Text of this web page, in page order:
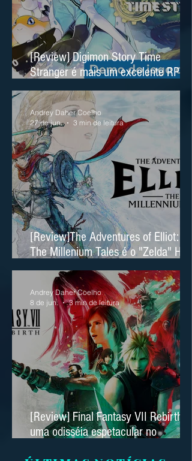
[Review] Digimon Story Time
Stranger é mais um excelente RPG
no Nintendo Switch 2
[Review]The Adventures of Elliot:
The Millenium Tales é o "Zelda" HD
2D da Square Enix
Andrey Daher Coelho
27 de jun.
3 min de leitura
[Review] Final Fantasy VII Rebirth é
uma odisséia espetacular no
Andrey Daher Coelho
8 de jun.
3 min de leitura